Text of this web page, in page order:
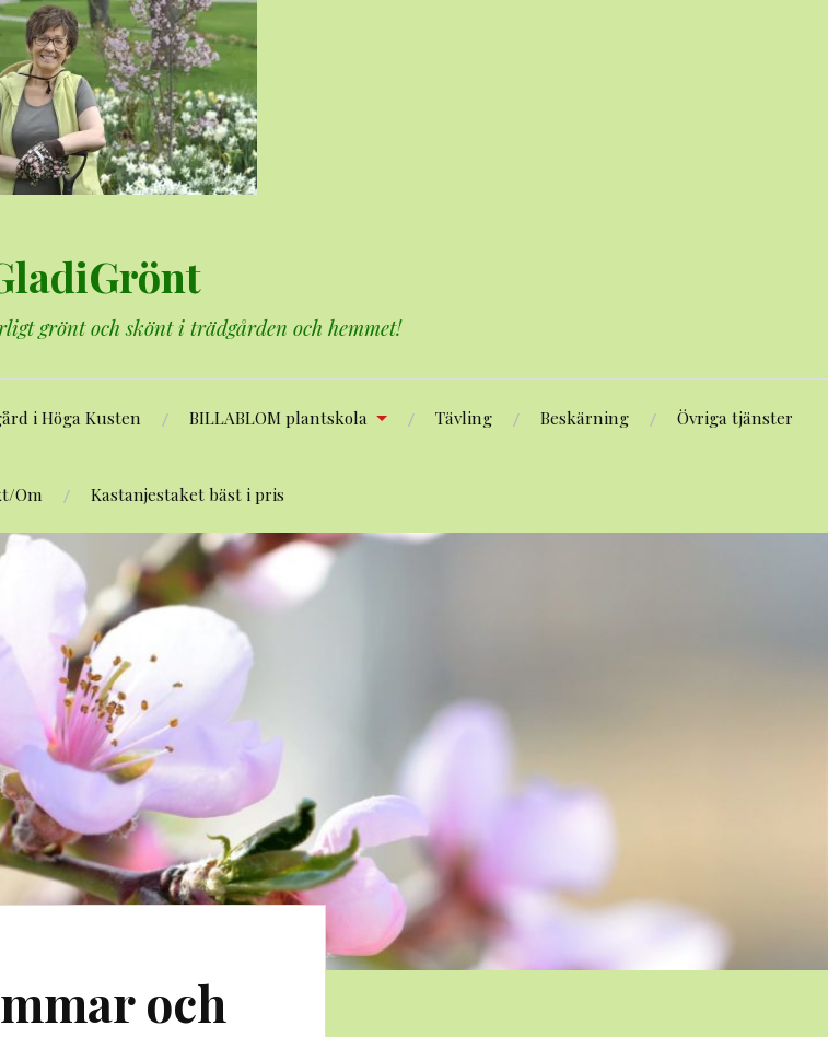
grönt och skönt i trädgården och hemmet!
i Höga Kusten BILLABLOM plantskola Tävling Beskärning Övriga tjänster
Om Kastanjestaket bäst i pris
och